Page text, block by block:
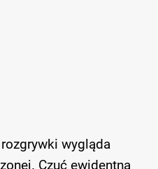
wygląda
Czuć ewidentną